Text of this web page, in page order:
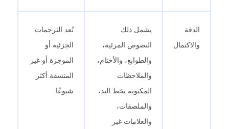
الدقة
والاكتمال
يشمل ذلك
النصوص المرئية،
والطوابع، والأختام،
والملاحظات
المكتوبة بخط اليد،
والملصقات،
والعلامات غير
تُعد الترجمات
الجزئية أو
الموجزة أو غير
المتسقة أكثر
شيوعًا.